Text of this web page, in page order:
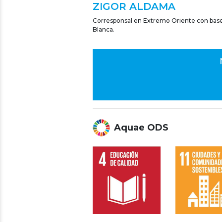
ZIGOR ALDAMA
Corresponsal en Extremo Oriente con
Blanca.
Aquae ODS